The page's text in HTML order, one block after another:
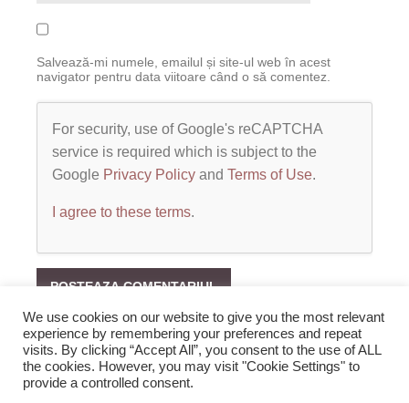
Salvează-mi numele, emailul și site-ul web în acest
navigator pentru data viitoare când o să comentez.
For security, use of Google's reCAPTCHA
service is required which is subject to the
Google Privacy Policy and Terms of Use.
I agree to these terms.
We use cookies on our website to give you the most relevant
experience by remembering your preferences and repeat
visits. By clicking “Accept All”, you consent to the use of ALL
the cookies. However, you may visit "Cookie Settings" to
provide a controlled consent.